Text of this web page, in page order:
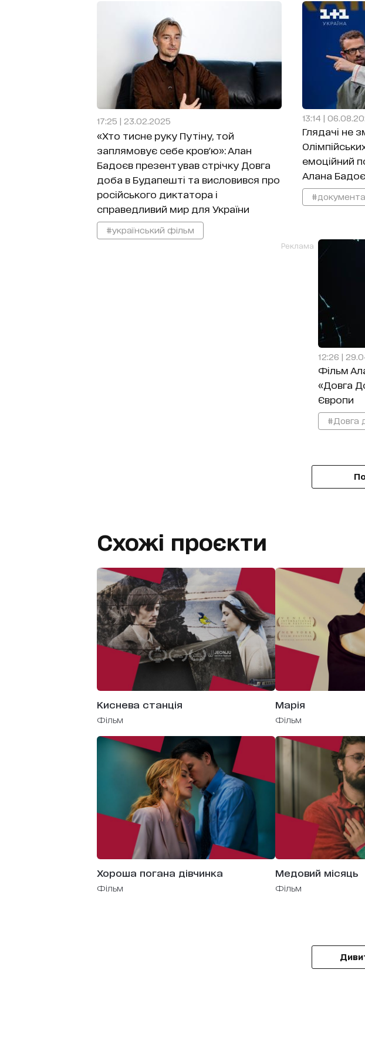
17:25 | 23.02.2025
«Хто тисне руку Путіну, той
заплямовує себе кров'ю»: Алан
Бадоєв презентував стрічку Довга
доба в Будапешті та висловився про
російського диктатора і
справедливий мир для України
#український фільм
13:14 |
Глядачі не
емоційний
Алана
Реклама
12:26 |
Фільм
«Довга
Європи
#Довга
Схожі проєкти
Киснева станція
фільм
Марія
фільм
Хороша погана дівчинка
фільм
Медовий місяць
фільм